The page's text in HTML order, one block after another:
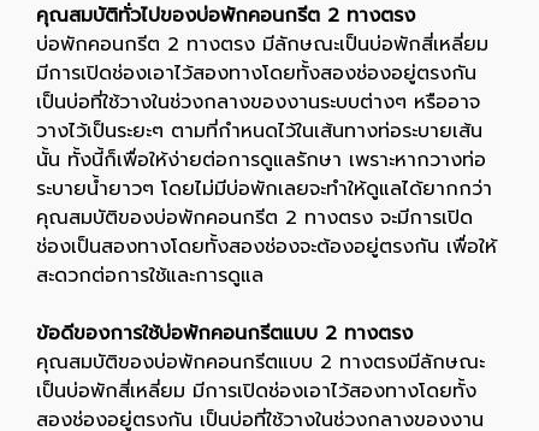
คุณสมบัติทั่วไปของบ่อพักคอนกรีต 2 ทางตรง
บ่อพักคอนกรีต 2 ทางตรง มีลักษณะเป็นบ่อพักสี่เหลี่ยม
มีการเปิดช่องเอาไว้สองทางโดยทั้งสองช่องอยู่ตรงกัน
เป็นบ่อที่ใช้วางในช่วงกลางของงานระบบต่างๆ หรืออาจ
วางไว้เป็นระยะๆ ตามที่กำหนดไว้ในเส้นทางท่อระบายเส้น
นั้น ทั้งนี้ก็เพื่อให้ง่ายต่อการดูแลรักษา เพราะหากวางท่อ
ระบายน้ำยาวๆ โดยไม่มีบ่อพักเลยจะทำให้ดูแลได้ยากกว่า
คุณสมบัติของบ่อพักคอนกรีต 2 ทางตรง จะมีการเปิด
ช่องเป็นสองทางโดยทั้งสองช่องจะต้องอยู่ตรงกัน เพื่อให้
สะดวกต่อการใช้และการดูแล
ข้อดีของการใช้บ่อพักคอนกรีตแบบ 2 ทางตรง
คุณสมบัติของบ่อพักคอนกรีตแบบ 2 ทางตรงมีลักษณะ
เป็นบ่อพักสี่เหลี่ยม มีการเปิดช่องเอาไว้สองทางโดยทั้ง
สองช่องอยู่ตรงกัน เป็นบ่อที่ใช้วางในช่วงกลางของงาน